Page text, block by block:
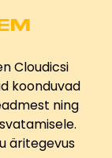
Cloudicsi
koonduvad
ning
äritegevus